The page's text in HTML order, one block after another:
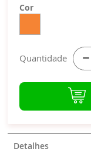
Cor
Quantidade
Detalhes